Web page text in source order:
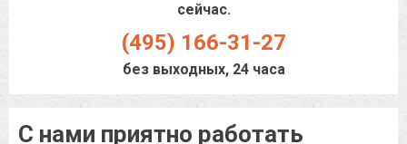
сейчас.
(495) 166-31-27
без выходных, 24 часа
С нами приятно работать